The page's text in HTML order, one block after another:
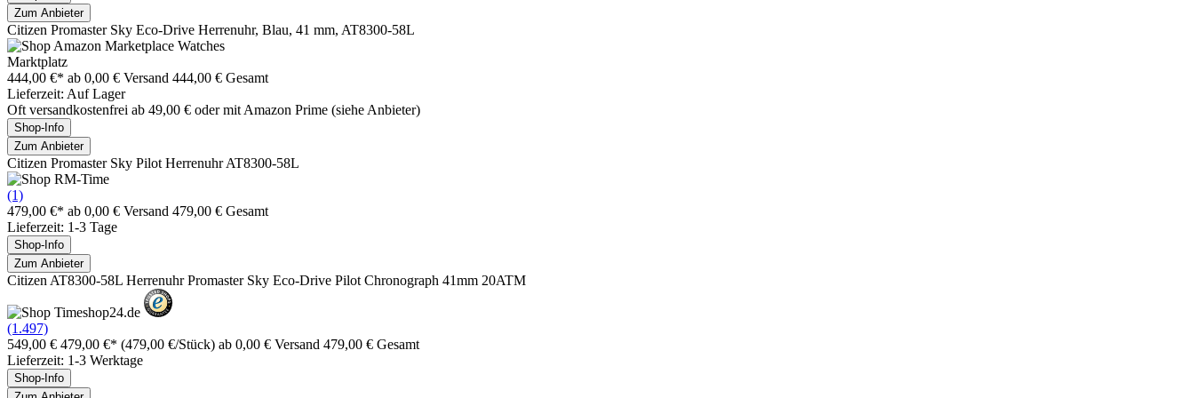
Zum Anbieter
Citizen Promaster Sky Eco-Drive Herrenuhr, Blau, 41 mm, AT8300-58L
Marktplatz
444,00 €* ab 0,00 € Versand 444,00 € Gesamt
Lieferzeit: Auf Lager
Oft versandkostenfrei ab 49,00 € oder mit Amazon Prime (siehe Anbieter)
Shop-Info
Zum Anbieter
Citizen Promaster Sky Pilot Herrenuhr AT8300-58L
(1)
479,00 €* ab 0,00 € Versand 479,00 € Gesamt
Lieferzeit: 1-3 Tage
Shop-Info
Zum Anbieter
Citizen AT8300-58L Herrenuhr Promaster Sky Eco-Drive Pilot Chronograph 41mm 20ATM
(1.497)
549,00 € 479,00 €* (479,00 €/Stück) ab 0,00 € Versand 479,00 € Gesamt
Lieferzeit: 1-3 Werktage
Shop-Info